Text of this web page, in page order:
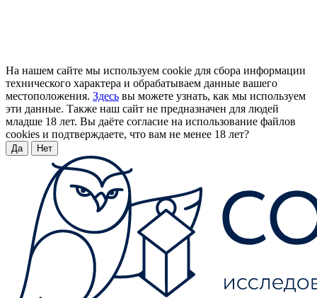
На нашем сайте мы используем cookie для сбора информации
технического характера и обрабатываем данные вашего
местоположения. Здесь вы можете узнать, как мы используем
эти данные. Также наш сайт не предназначен для людей
младше 18 лет. Вы даёте согласие на использование файлов
cookies и подтверждаете, что вам не менее 18 лет?
Да Нет